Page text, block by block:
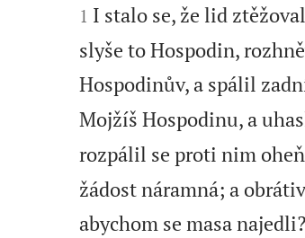

1 I stalo se, že lid
slyše to Hospodin,
Hospodinův, a spálil
Mojžíš Hospodinu, a
rozpálil se proti nim
žádost náramná; a
abychom se masa najedli?